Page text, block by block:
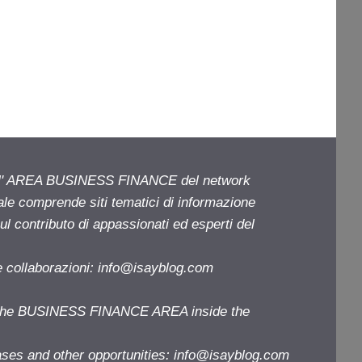
BUSINESS FINANCE del network
comprende siti tematici di informazione
contributo di appassionati ed esperti del
collaborazioni: info@isayblog.com
BUSINESS FINANCE AREA inside the
and other opportunities: info@isayblog.com